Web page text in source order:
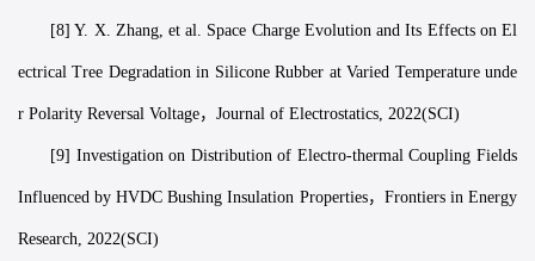
[8] Y. X. Zhang, et al. Space Charge Evolution and Its Effects on El
ectrical Tree Degradation in Silicone Rubber at Varied Temperature unde
r Polarity Reversal Voltage，Journal of Electrostatics, 2022(SCI)
[9] Investigation on Distribution of Electro-thermal Coupling Fields
Influenced by HVDC Bushing Insulation Properties，Frontiers in Energy
Research, 2022(SCI)